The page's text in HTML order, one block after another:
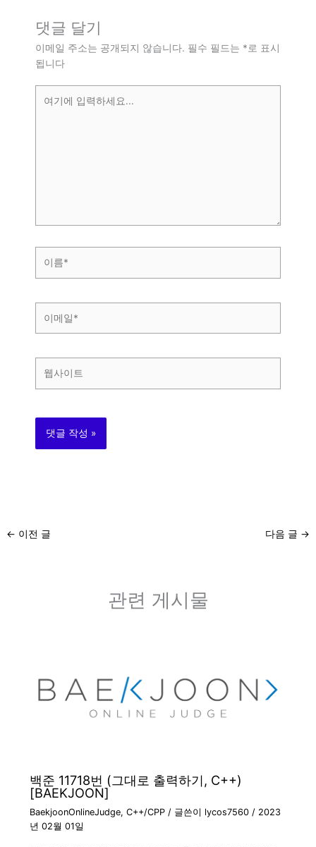
댓글 달기
이메일 주소는 공개되지 않습니다. 필수 필드는 *로 표시
됩니다
*
← 이전 글 다음 글 →
관련 게시물
백준 11718번 (그대로 출력하기, C++)
[BAEKJOON]
BaekjoonOnlineJudge, C++/CPP/ 글쓴이 lycos7560 / 2023
년 02월 01일